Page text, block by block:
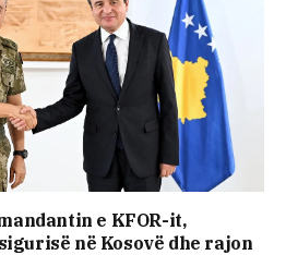
e KFOR-it,
në Kosovë dhe rajon